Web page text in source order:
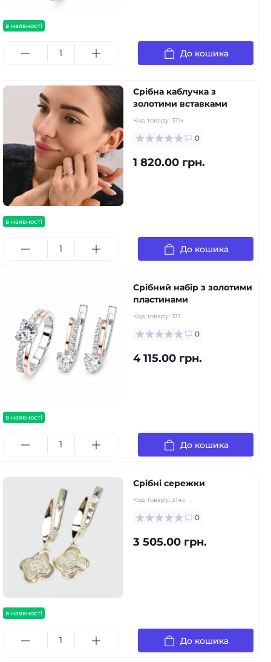
в наявності
До кошика
в наявності
Срібна каблучка з
золотими вставками
Код товару: 311к
0
1 820.00 грн.
До кошика
в наявності
Срібний набір з золотими
пластинами
Код товару: 311
0
4 115.00 грн.
До кошика
в наявності
Срібні сережки
Код товару: 314с
0
3 505.00 грн.
До кошика